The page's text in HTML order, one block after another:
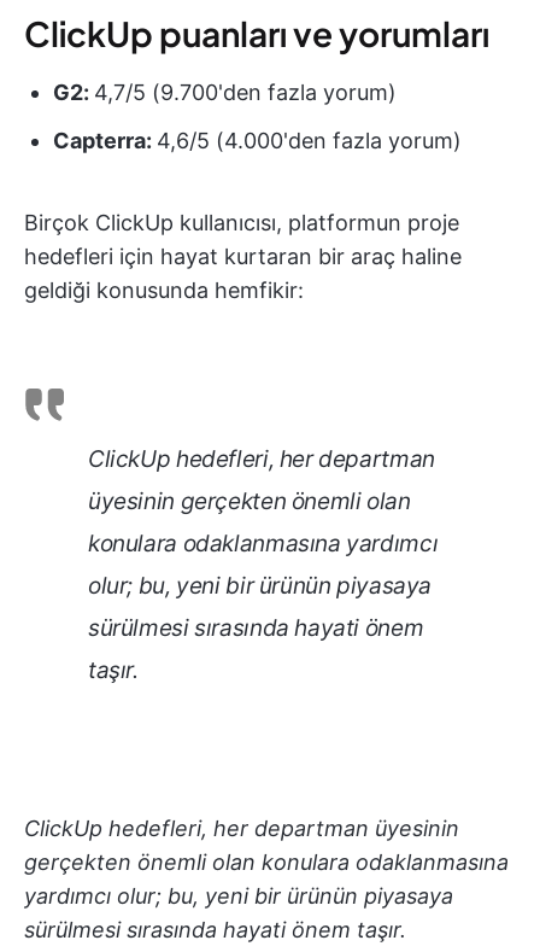
ClickUp puanları ve yorumları
G2: 4,7/5 (9.700'den fazla yorum)
Capterra: 4,6/5 (4.000'den fazla yorum)
Birçok ClickUp kullanıcısı, platformun proje
hedefleri için hayat kurtaran bir araç haline
geldiği konusunda hemfikir:
ClickUp hedefleri, her departman
üyesinin gerçekten önemli olan
konulara odaklanmasına yardımcı
olur; bu, yeni bir ürünün piyasaya
sürülmesi sırasında hayati önem
taşır.
ClickUp hedefleri, her departman üyesinin
gerçekten önemli olan konulara odaklanmasına
yardımcı olur; bu, yeni bir ürünün piyasaya
sürülmesi sırasında hayati önem taşır.